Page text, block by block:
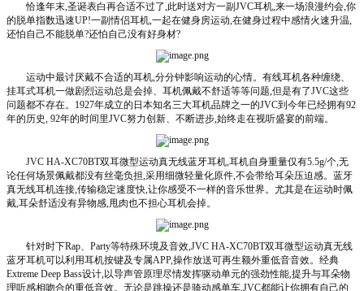
恰逢年末,圣诞表白再合适不过了,此时送对方一副JVC耳机,来一场浪漫约会,你
的脱单指数迅速UP!一副情侣耳机,一起在健身房运动,在健身过程中感情火速升温,
还怕自己不能脱单?还怕自己没有好身材?
运动中最讨厌戴不合适的耳机,分分钟影响运动的心情。有线耳机各种缠绕、
挂耳式耳机一做剧烈运动总是会掉、耳机佩戴不舒适等等问题,但是有了JVC这些
问题都不存在。1927年成立的日本知名三大耳机品牌之一的JVC到今年已经拥有92
年的历史, 92年的时间里JVC努力创新、不断进步,始终走在视听盛宴的前端。
JVC HA-XC70BT双耳微型运动真无线蓝牙耳机,耳机自身重量仅有5.5g/个,无
论任何场景佩戴都没有丝毫负担,采用细微轻量化原件,不会带给耳朵压迫感。蓝牙
真无线耳机连接,传输稳定速度快,让你感受不一样的音乐世界。尤其是在运动时佩
戴,耳朵舒适没有异物感,甩肉也不担心耳机会掉。
针对时下Rap、Party等特殊环境及音效,JVC HA-XC70BT双耳微型运动真无线
蓝牙耳机可以利用耳机按键及专属APP,操作放送可再生额外重低音音效。经典
Extreme Deep Bass设计,以导声管原理尽情发挥驱动单元的强劲性能,提升与耳朵物
理听感相吻合的重低音效。无论是跳操还是骑动感单车,JVC都能让你拥有自己的